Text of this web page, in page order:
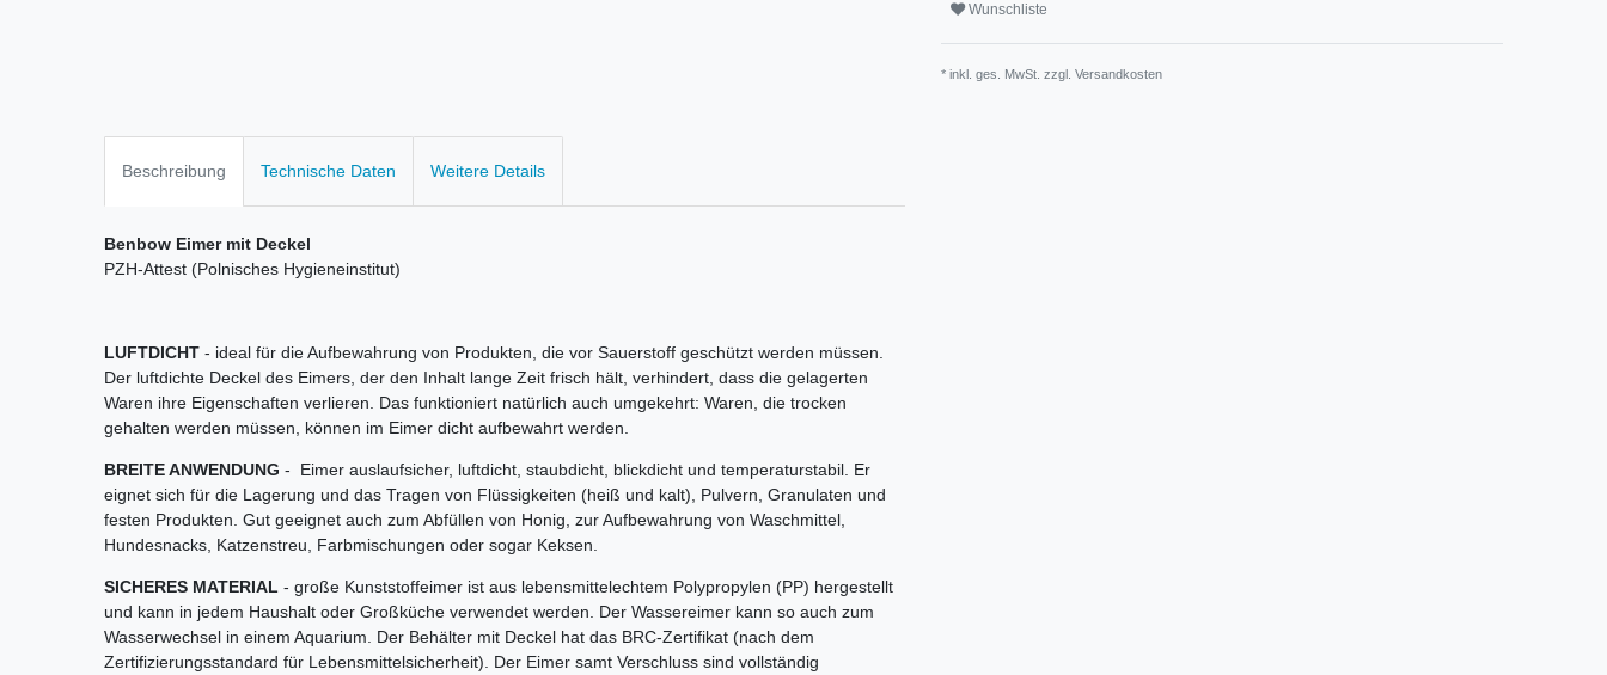
Wunschliste
* inkl. ges. MwSt. zzgl. Versandkosten
Beschreibung Technische Daten Weitere Details
Benbow Eimer mit Deckel
PZH-Attest (Polnisches Hygieneinstitut)
LUFTDICHT - ideal für die Aufbewahrung von Produkten, die vor Sauerstoff geschützt werden müssen.
Der luftdichte Deckel des Eimers, der den Inhalt lange Zeit frisch hält, verhindert, dass die gelagerten
Waren ihre Eigenschaften verlieren. Das funktioniert natürlich auch umgekehrt: Waren, die trocken
gehalten werden müssen, können im Eimer dicht aufbewahrt werden.
BREITE ANWENDUNG - Eimer auslaufsicher, luftdicht, staubdicht, blickdicht und temperaturstabil. Er
eignet sich für die Lagerung und das Tragen von Flüssigkeiten (heiß und kalt), Pulvern, Granulaten und
festen Produkten. Gut geeignet auch zum Abfüllen von Honig, zur Aufbewahrung von Waschmittel,
Hundesnacks, Katzenstreu, Farbmischungen oder sogar Keksen.
SICHERES MATERIAL - große Kunststoffeimer ist aus lebensmittelechtem Polypropylen (PP) hergestellt
und kann in jedem Haushalt oder Großküche verwendet werden. Der Wassereimer kann so auch zum
Wasserwechsel in einem Aquarium. Der Behälter mit Deckel hat das BRC-Zertifikat (nach dem
Zertifizierungsstandard für Lebensmittelsicherheit). Der Eimer samt Verschluss sind vollständig